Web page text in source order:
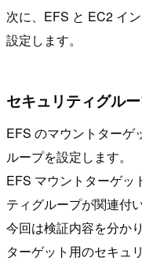
次に、EFS と EC2 イ
設定します。
セキュリティグル
EFS のマウントターゲ
ループを設定します。
EFS マウントターゲッ
ティグループが関連付
今回は検証内容を分か
ターゲット用のセキュ